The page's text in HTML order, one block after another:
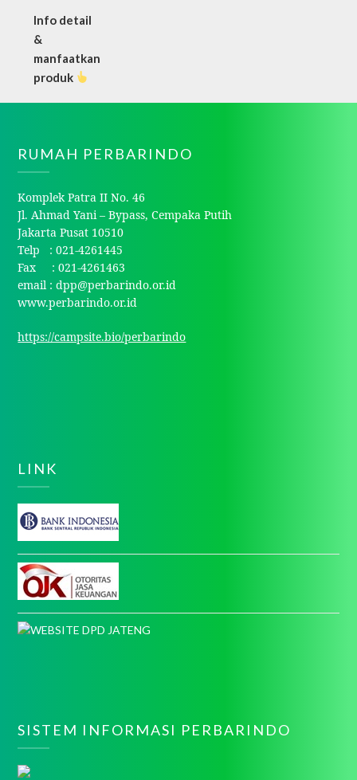
Info detail
&
manfaatkan
produk
RUMAH PERBARINDO
Komplek Patra II No. 46
Jl. Ahmad Yani – Bypass, Cempaka Putih
Jakarta Pusat 10510
Telp : 021-4261445
Fax : 021-4261463
email : dpp@perbarindo.or.id
www.perbarindo.or.id
https://campsite.bio/perbarindo
LINK
SISTEM INFORMASI PERBARINDO